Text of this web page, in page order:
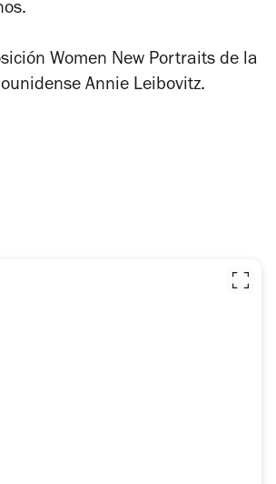
Women New Portraits de la
Annie Leibovitz.